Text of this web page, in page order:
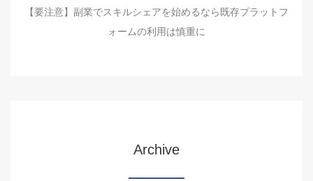
【要注意】副業でスキルシェアを始めるなら既存プラットフ
ォームの利用は慎重に
Archive